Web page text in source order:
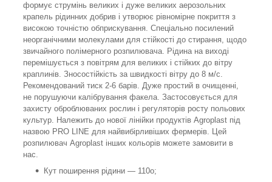
формує струмінь великих і дуже великих аерозольних
крапель рідинних добрив і утворює рівномірне покриття з
високою точністю обприскування. Спеціально посилений
неорганічними молекулами для стійкості до стирання, щодо
звичайного полімерного розпилювача. Рідина на виході
перемішується з повітрям для великих і стійких до вітру
краплинів. Зносостійкість за швидкості вітру до 8 м/с.
Рекомендований тиск 2-6 барів. Дуже простий в очищенні,
не порушуючи калібрування факела. Застосовується для
захисту оброблюваних рослин і регуляторів росту польових
культур. Належить до нової лінійки продуктів Agroplast під
назвою PRO LINE для найвибірливіших фермерів. Цей
розпилювач Agroplast інших кольорів можете замовити в
нас.
Кут поширення рідини — 110o;